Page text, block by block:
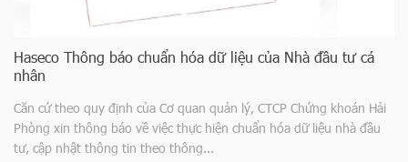
Haseco Thông báo chuẩn hóa dữ liệu của Nhà đầu tư cá
nhân
Căn cứ theo quy định của Cơ quan quản lý, CTCP Chứng khoán Hải
Phòng xin thông báo về việc thực hiện chuẩn hóa dữ liệu nhà đầu
tư, cập nhật thông tin theo thông...